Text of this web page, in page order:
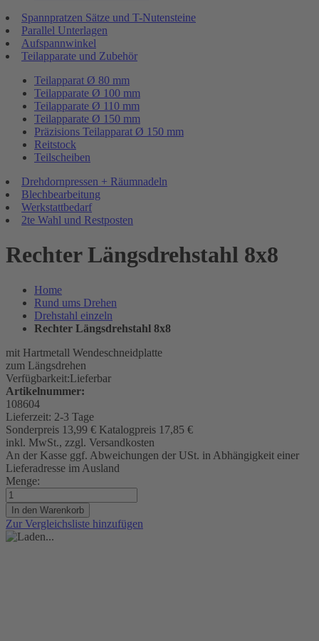
Spannpratzen Sätze und T-Nutensteine
Parallel Unterlagen
Aufspannwinkel
Teilapparate und Zubehör
Teilapparat Ø 80 mm
Teilapparate Ø 100 mm
Teilapparate Ø 110 mm
Teilapparate Ø 150 mm
Präzisions Teilapparat Ø 150 mm
Reitstock
Teilscheiben
Drehdornpressen + Räumnadeln
Blechbearbeitung
Werkstattbedarf
2te Wahl und Restposten
Rechter Längsdrehstahl 8x8
Home
Rund ums Drehen
Drehstahl einzeln
Rechter Längsdrehstahl 8x8
mit Hartmetall Wendeschneidplatte
zum Längsdrehen
Verfügbarkeit:Lieferbar
Artikelnummer:
108604
Lieferzeit: 2-3 Tage
Sonderpreis 13,99 € Katalogpreis 17,85 €
inkl. MwSt., zzgl. Versandkosten
An der Kasse ggf. Abweichungen der USt. in Abhängigkeit einer
Lieferadresse im Ausland
Menge:
In den Warenkorb
Zur Vergleichsliste hinzufügen